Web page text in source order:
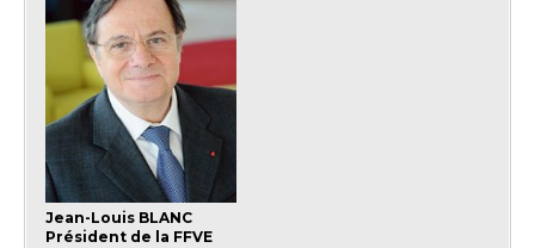
Jean-Louis BLANC
Président de la FFVE